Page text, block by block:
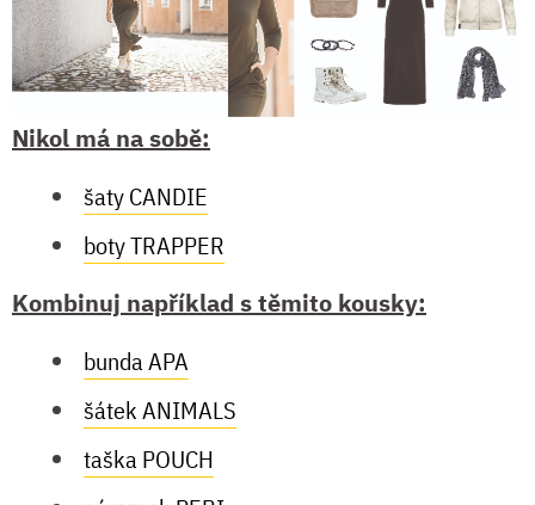
Nikol má na sobě:
šaty CANDIE
boty TRAPPER
Kombinuj například s těmito kousky:
bunda APA
šátek ANIMALS
taška POUCH